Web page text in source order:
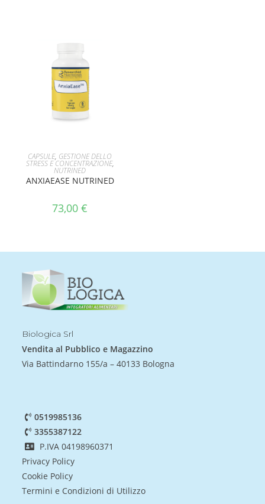
AGGIUNGI AL CARRELLO
CAPSULE, GESTIONE DELLO
STRESS E CONCENTRAZIONE,
NUTRINED
ANXIAEASE NUTRINED
73,00€
Biologica Srl
Vendita al Pubblico e Magazzino
Via Battindarno 155/a – 40133 Bologna
0519985136
3355387122
P.IVA 04198960371
Privacy Policy
Cookie Policy
Termini e Condizioni di Utilizzo